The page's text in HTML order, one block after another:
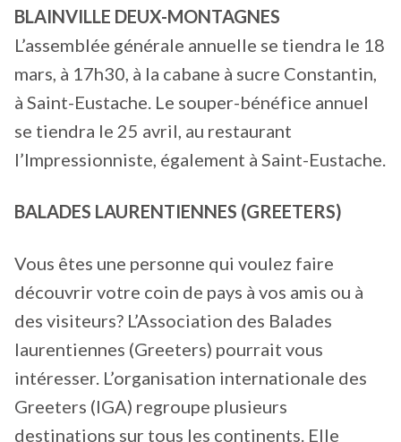
BLAINVILLE DEUX-MONTAGNES
L’assemblée générale annuelle se tiendra le 18
mars, à 17h30, à la cabane à sucre Constantin,
à Saint-Eustache. Le souper-bénéfice annuel
se tiendra le 25 avril, au restaurant
l’Impressionniste, également à Saint-Eustache.
BALADES LAURENTIENNES (GREETERS)
Vous êtes une personne qui voulez faire
découvrir votre coin de pays à vos amis ou à
des visiteurs? L’Association des Balades
laurentiennes (Greeters) pourrait vous
intéresser. L’organisation internationale des
Greeters (IGA) regroupe plusieurs
destinations sur tous les continents. Elle